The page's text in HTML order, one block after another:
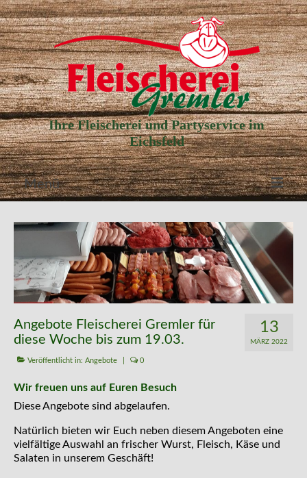
Ihre Fleischerei und Partyservice im
Eichsfeld
Menü
Aktuelle Angebote
Unser Partyservice
Unser Laden
Unsere Geschichte
Kontakt
13
MÄRZ 2022
Angebote Fleischerei Gremler für
diese Woche bis zum 19.03.
Veröffentlicht in: Angebote 0
Wir freuen uns auf Euren Besuch
Diese Angebote sind abgelaufen.
Natürlich bieten wir Euch neben diesem Angeboten eine
vielfältige Auswahl an frischer Wurst, Fleisch, Käse und
Salaten in unserem Geschäft!